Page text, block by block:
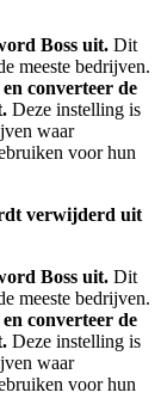
Boss uit. Dit
meeste bedrijven.
en converteer de
. Deze instelling is
waar
voor hun
verwijderd uit
Boss uit. Dit
meeste bedrijven.
en converteer de
. Deze instelling is
waar
voor hun